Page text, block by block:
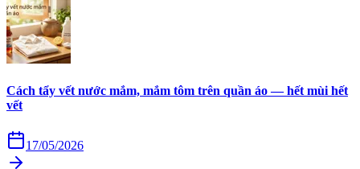
Cách tẩy vết nước mắm, mắm tôm trên quần áo — hết mùi hết
vết
17/05/2026